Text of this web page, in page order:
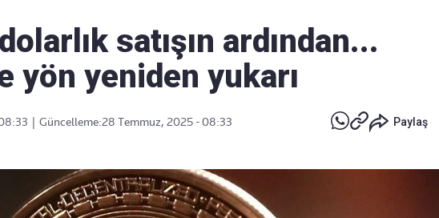
satışın ardından...
yön yeniden yukarı
Güncelleme:28 Temmuz, 2025 - 08:33 Paylaş